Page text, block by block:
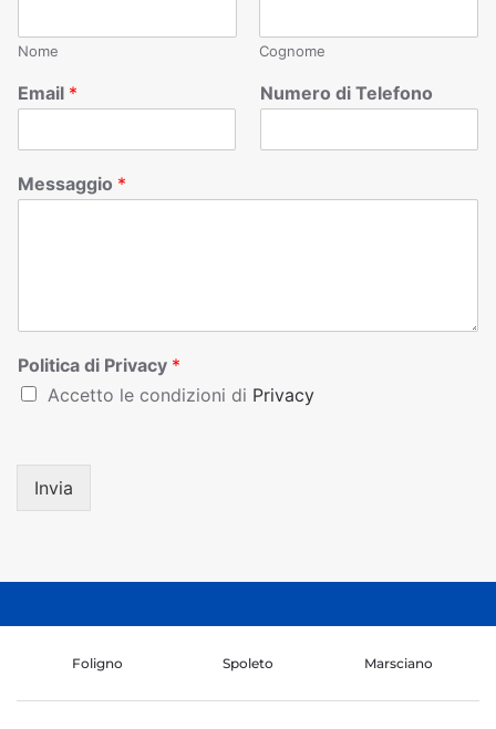
Nome Cognome
Email * Numero di Telefono
Messaggio *
Politica di Privacy *
Accetto le condizioni di Privacy
Invia
Foligno Spoleto Marsciano